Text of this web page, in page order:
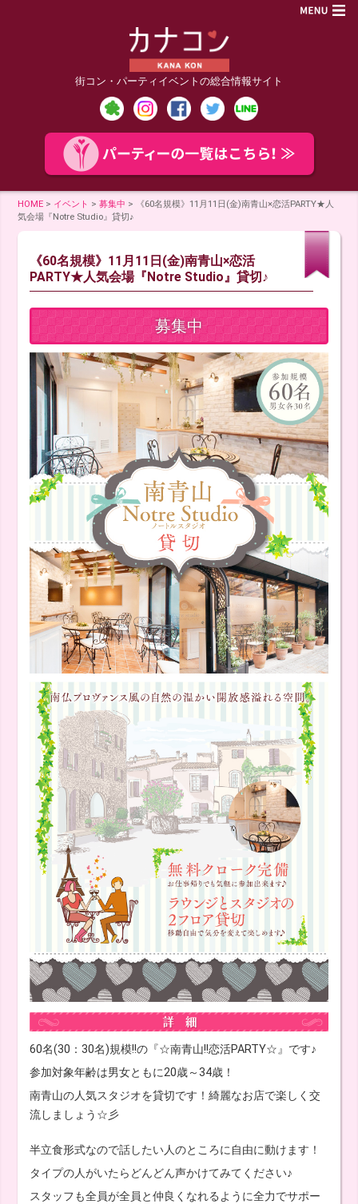
街コン・パーティイベントの総合情報サイト
HOME > イベント >募集中 >
《60名規模》11月11日(金)南青山×恋活PARTY★人
気会場『Notre Studio』貸切♪
《60名規模》11月11日(金)南青山×恋活
PARTY★人気会場『Notre Studio』貸切♪
募集中
60名(30：30名)規模!!の『☆南青山!!恋活PARTY☆』です♪
参加対象年齢は男女ともに20歳～34歳！
南青山の人気スタジオを貸切です！綺麗なお店で楽しく交
流しましょう☆彡
半立食形式なので話したい人のところに自由に動けます！
タイプの人がいたらどんどん声かけてみてください♪
スタッフも全員が全員と仲良くなれるように全力でサポー